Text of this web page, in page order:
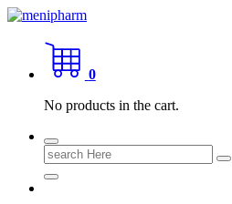
Skip
content
shop 2 easily
0
No products in the cart.
Search
for: